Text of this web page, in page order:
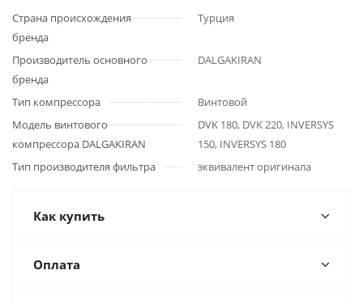
Страна происхождения
бренда
Турция
Производитель основного
бренда
DALGAKIRAN
Тип компрессора
Винтовой
Модель винтового
компрессора DALGAKIRAN
DVK 180, DVK 220, INVERSYS
150, INVERSYS 180
Тип производителя фильтра
эквивалент оригинала
Как купить
Оплата